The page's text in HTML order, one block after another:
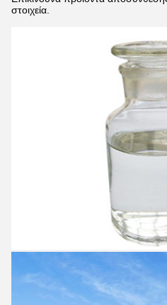
στοιχεία.